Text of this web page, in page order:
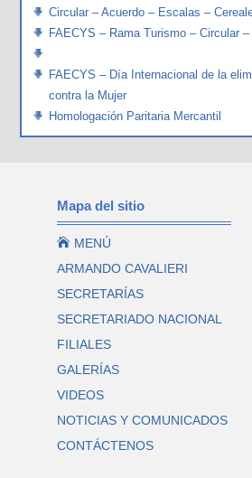
Circular – Acuerdo – Escalas –
FAECYS – Rama Turismo – Circular
FAECYS – Día Internacional de la
contra la Mujer
Homologación Paritaria Mercantil
Mapa del sitio
 MENÚ
ARMANDO CAVALIERI
SECRETARÍAS
SECRETARIADO NACIONAL
FILIALES
GALERÍAS
VIDEOS
NOTICIAS Y COMUNICADOS
CONTÁCTENOS